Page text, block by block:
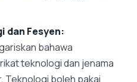
dan Fesyen:
bahawa
teknologi dan jenama
Teknologi boleh pakai